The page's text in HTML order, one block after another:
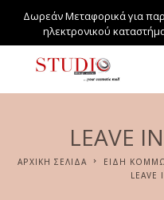
Δωρεάν Μεταφορικά για
ηλεκτρονικού
LEAVE
ΑΡΧΙΚΉ ΣΕΛΊΔΑ ΕΙΔΗ